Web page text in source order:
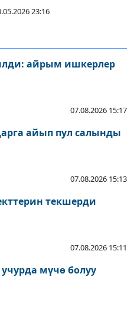
катышты
23:16
айрым ишкерлер
07.08.2026 15:17
айып пул салынды
07.08.2026 15:13
текшерди
07.08.2026 15:11
мүчө болуу